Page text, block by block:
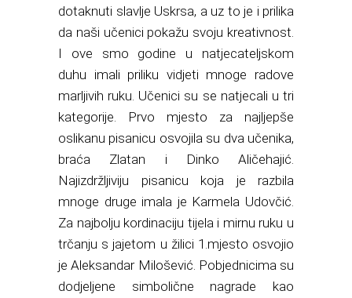
dotaknuti slavlje Uskrsa, a uz to je i prilika
da naši učenici pokažu svoju kreativnost.
I ove smo godine u natjecateljskom
duhu imali priliku vidjeti mnoge radove
marljivih ruku. Učenici su se natjecali u tri
kategorije. Prvo mjesto za najljepše
oslikanu pisanicu osvojila su dva učenika,
braća Zlatan i Dinko Aličehajić.
Najizdržljiviju pisanicu koja je razbila
mnoge druge imala je Karmela Udovčić.
Za najbolju kordinaciju tijela i mirnu ruku u
trčanju s jajetom u žilici 1.mjesto osvojio
je Aleksandar Milošević. Pobjednicima su
dodjeljene simbolične nagrade kao